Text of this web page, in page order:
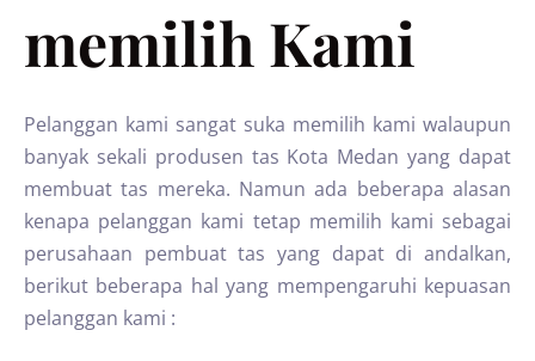
memilih Kami
Pelanggan kami sangat suka memilih kami walaupun
banyak sekali produsen tas Kota Medan yang dapat
membuat tas mereka. Namun ada beberapa alasan
kenapa pelanggan kami tetap memilih kami sebagai
perusahaan pembuat tas yang dapat di andalkan,
berikut beberapa hal yang mempengaruhi kepuasan
pelanggan kami :